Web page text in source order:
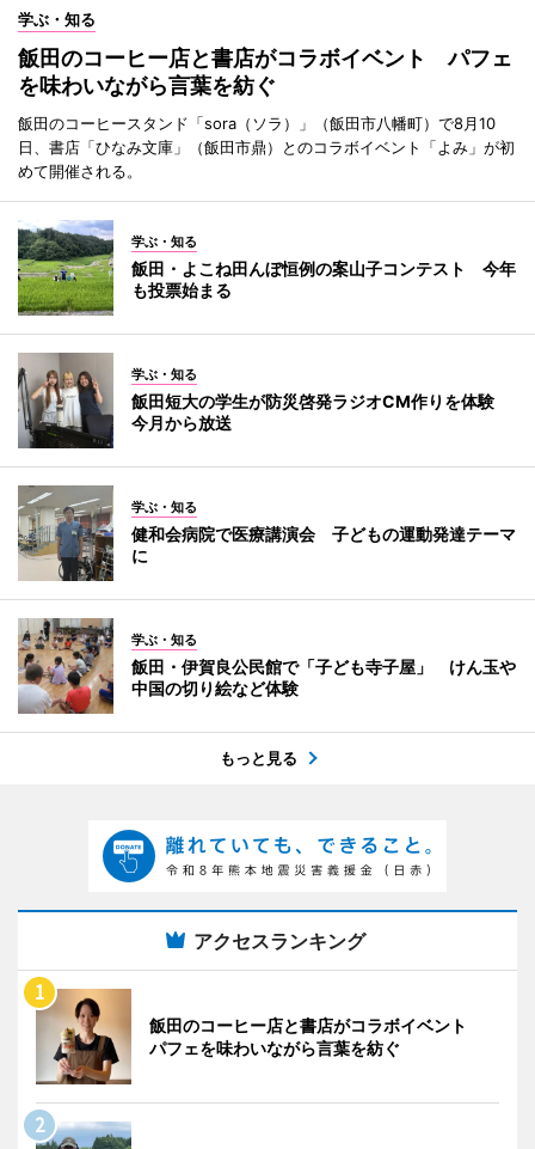
学ぶ・知る
飯田のコーヒー店と書店がコラボイベント パフェ
を味わいながら言葉を紡ぐ
飯田のコーヒースタンド「sora（ソラ）」（飯田市八幡町）で8月10
日、書店「ひなみ文庫」（飯田市鼎）とのコラボイベント「よみ」が初
めて開催される。
学ぶ・知る
飯田・よこね田んぼ恒例の案山子コンテスト 今年
も投票始まる
学ぶ・知る
飯田短大の学生が防災啓発ラジオCM作りを体験
今月から放送
学ぶ・知る
健和会病院で医療講演会 子どもの運動発達テーマ
に
学ぶ・知る
飯田・伊賀良公民館で「子ども寺子屋」 けん玉や
中国の切り絵など体験
もっと見る
アクセスランキング
飯田のコーヒー店と書店がコラボイベント
パフェを味わいながら言葉を紡ぐ